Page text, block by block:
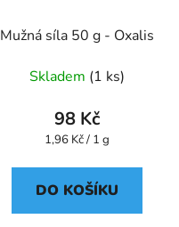
Mužná síla 50 g - Oxalis
Skladem (1 ks)
98 Kč
Měrná
1,96 Kč / 1 g
DO KOŠÍKU